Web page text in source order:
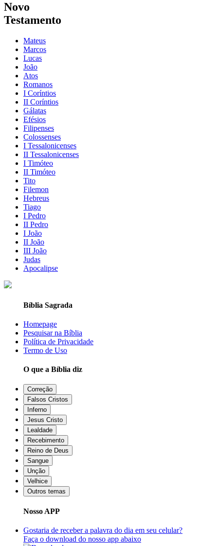
Novo
Testamento
Mateus
Marcos
Lucas
João
Atos
Romanos
I Coríntios
II Coríntios
Gálatas
Efésios
Filipenses
Colossenses
I Tessalonicenses
II Tessalonicenses
I Timóteo
II Timóteo
Tito
Filemon
Hebreus
Tiago
I Pedro
II Pedro
I João
II João
III João
Judas
Apocalipse
Bíblia Sagrada
Homepage
Pesquisar na Bíblia
Política de Privacidade
Termo de Uso
O que a Bíblia diz
Correção
Falsos Cristos
Inferno
Jesus Cristo
Lealdade
Recebimento
Reino de Deus
Sangue
Unção
Velhice
Outros temas
Nosso APP
Gostaria de receber a palavra do dia em seu celular?
Faça o download do nosso app abaixo